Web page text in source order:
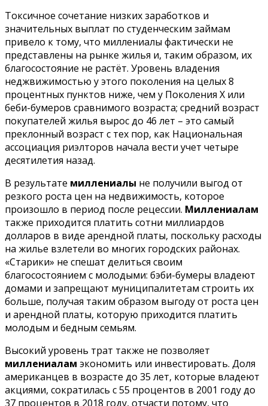
Токсичное сочетание низких заработков и
значительных выплат по студенческим займам
привело к тому, что миллениалы фактически не
представлены на рынке жилья и, таким образом, их
благосостояние не растёт. Уровень владения
неджвижимостью у этого поколения на целых 8
процентных пунктов ниже, чем у Поколения Х или
беби-бумеров сравнимого возраста; средний возраст
покупателей жилья вырос до 46 лет – это самый
преклонный возраст с тех пор, как Национальная
ассоциация риэлторов начала вести учет четыре
десятилетия назад.
В результате миллениалы не получили выгод от
резкого роста цен на недвижимость, которое
произошло в период после рецессии. Миллениалам
также приходится платить сотни миллиардов
долларов в виде арендной платы, поскольку расходы
на жилье взлетели во многих городских районах.
«Старики» не спешат делиться своим
благосостоянием с молодыми: бэби-бумеры владеют
домами и запрещают муниципалитетам строить их
больше, получая таким образом выгоду от роста цен
и арендной платы, которую приходится платить
молодым и бедным семьям.
Высокий уровень трат также не позволяет
миллениалам экономить или инвестировать. Доля
американцев в возрасте до 35 лет, которые владеют
акциями, сократилась с 55 процентов в 2001 году до
37 процентов в 2018 году, отчасти потому, что